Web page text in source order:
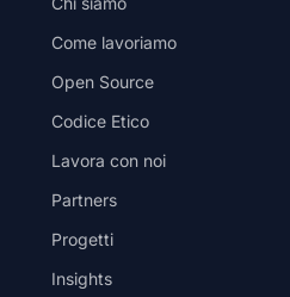
Come lavoriamo
Open Source
Codice Etico
Lavora con noi
Partners
Progetti
Insights